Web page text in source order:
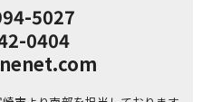
5027
0404